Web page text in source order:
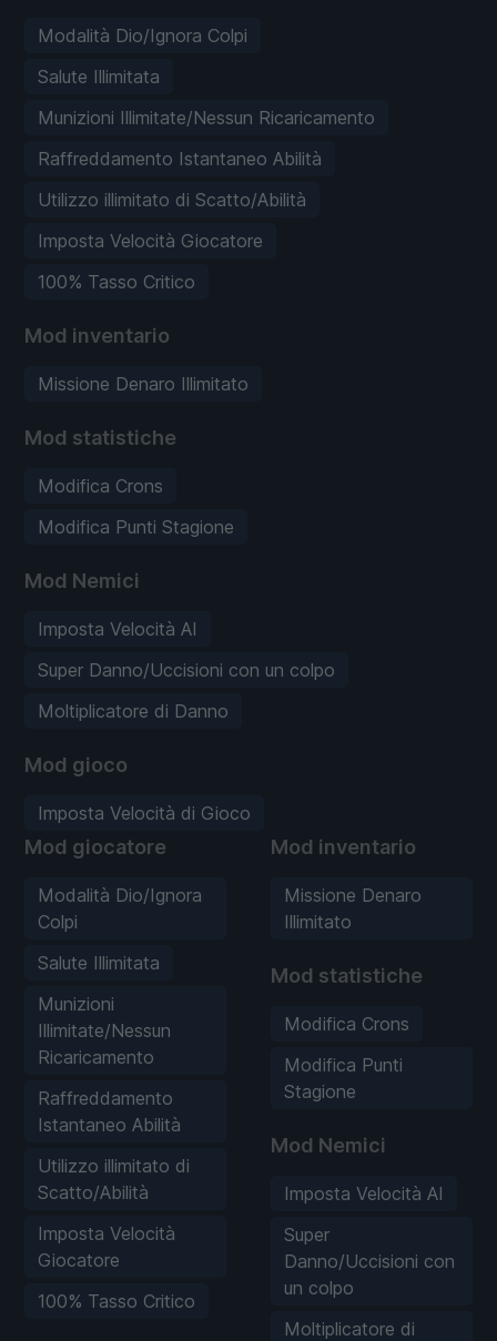
Modalità Dio/Ignora Colpi
Salute Illimitata
Munizioni Illimitate/Nessun Ricaricamento
Raffreddamento Istantaneo Abilità
Utilizzo illimitato di Scatto/Abilità
Imposta Velocità Giocatore
100% Tasso Critico
Mod inventario
Missione Denaro Illimitato
Mod statistiche
Modifica Crons
Modifica Punti Stagione
Mod Nemici
Imposta Velocità AI
Super Danno/Uccisioni con un colpo
Moltiplicatore di Danno
Mod gioco
Imposta Velocità di Gioco
Mod giocatore
Modalità Dio/Ignora
Colpi
Salute Illimitata
Munizioni
Illimitate/Nessun
Ricaricamento
Raffreddamento
Istantaneo Abilità
Utilizzo illimitato di
Scatto/Abilità
Imposta Velocità
Giocatore
100% Tasso Critico
Mod inventario
Missione Denaro
Illimitato
Mod statistiche
Modifica Crons
Modifica Punti
Stagione
Mod Nemici
Imposta Velocità AI
Super
Danno/Uccisioni con
un colpo
Moltiplicatore di